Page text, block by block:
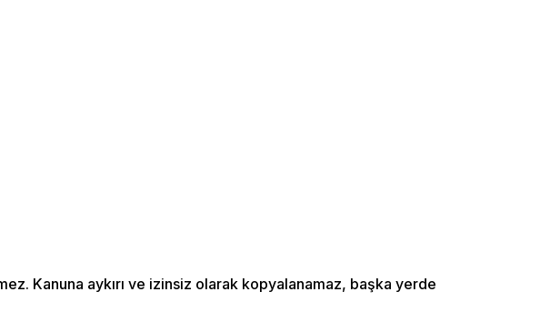
Kanuna aykırı ve izinsiz olarak kopyalanamaz, başka yerde